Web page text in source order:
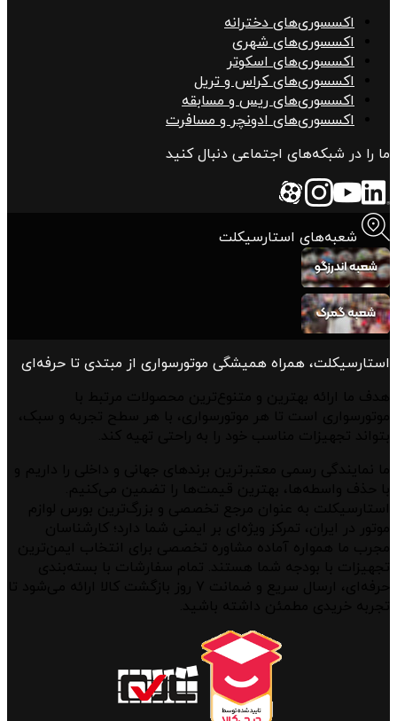
اکسسوری‌های دخترانه
اکسسوری‌های شهری
اکسسوری‌های اسکوتر
اکسسوری‌های کراس و تریل
اکسسوری‌های ریس و مسابقه
اکسسوری‌های ادونچر و مسافرت
ما را در شبکه‌های اجتماعی دنبال کنید
شعبه‌های استارسیکلت
استارسیکلت، همراه همیشگی موتورسواری از مبتدی تا حرفه‌ای